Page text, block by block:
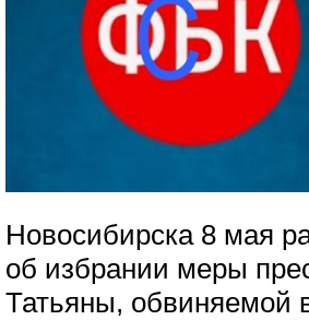
Новосибирска 8 мая
об избрании меры
Татьяны, обвиняемой